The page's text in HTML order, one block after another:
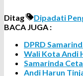
Ditag Dipadati
BACA JUGA :
DPRD
Wali Kota Andi
Samarinda
Andi Harun